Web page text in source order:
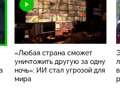
«Любая страна сможет
уничтожить другую за одну
ночь»: ИИ стал угрозой для
мира